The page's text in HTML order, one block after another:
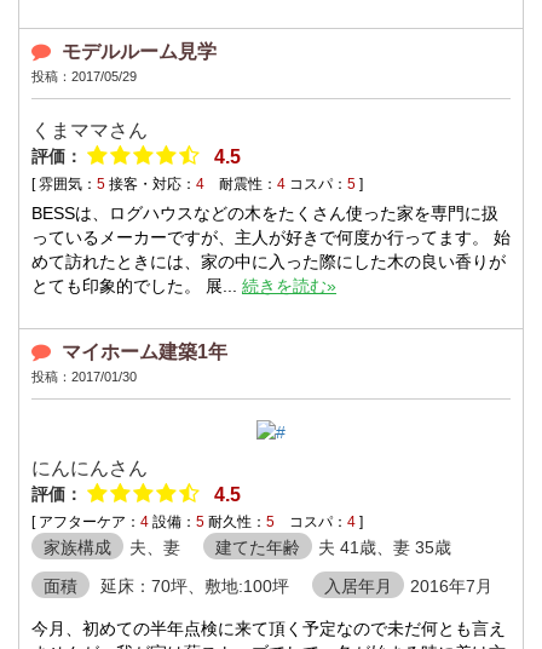
モデルルーム見学
投稿：2017/05/29
くまママさん
評価： 4.5
[ 雰囲気： 5 接客・対応： 4 耐震性： 4 コスパ： 5 ]
BESSは、ログハウスなどの木をたくさん使った家を専門に扱
っているメーカーですが、主人が好きで何度か行ってます。 始
めて訪れたときには、家の中に入った際にした木の良い香りが
とても印象的でした。 展... 続きを読む»
マイホーム建築1年
投稿：2017/01/30
にんにんさん
評価： 4.5
[ アフターケア： 4 設備： 5 耐久性： 5 コスパ： 4 ]
家族構成 夫、妻 建てた年齢
夫 41歳、妻 35歳
面積
延床：70坪、敷地:100坪 入居年月 2016年7月
今月、初めての半年点検に来て頂く予定なので未だ何とも言え